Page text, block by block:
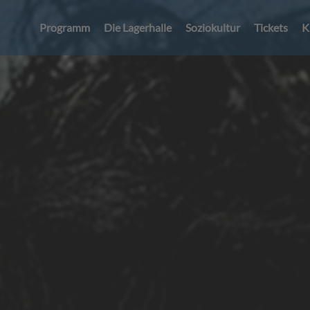
Programm Die Lagerhalle Soziokultur Tickets